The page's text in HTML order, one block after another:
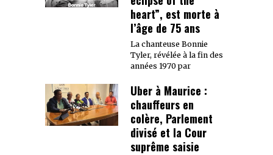
heart”, est morte à
l’âge de 75 ans
La chanteuse Bonnie
Tyler, révélée à la fin des
années 1970 par
Uber à Maurice :
chauffeurs en
colère, Parlement
divisé et la Cour
suprême saisie